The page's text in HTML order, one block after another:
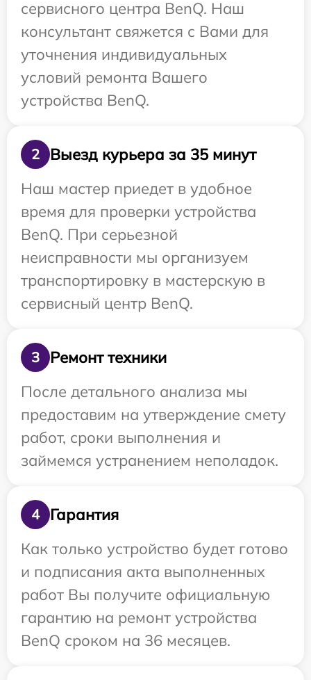
сервисного центра BenQ. Наш
консультант свяжется с Вами для
уточнения индивидуальных
условий ремонта Вашего
устройства BenQ.
2
Выезд курьера за 35 минут
Наш мастер приедет в удобное
время для проверки устройства
BenQ. При серьезной
неисправности мы организуем
транспортировку в мастерскую в
сервисный центр BenQ.
3
Ремонт техники
После детального анализа мы
предоставим на утверждение смету
работ, сроки выполнения и
займемся устранением неполадок.
4
Гарантия
Как только устройство будет готово
и подписания акта выполненных
работ Вы получите официальную
гарантию на ремонт устройства
BenQ сроком на 36 месяцев.